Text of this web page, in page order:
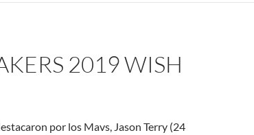
2019 WISH
por los Mavs, Jason Terry (24